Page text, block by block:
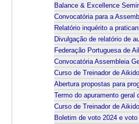
Balance & Excellence
Convocatória para a
Relatório inquérito a
Divulgação de relatório de
Federação Portuguesa de
Convocatória Assembleia
Curso de Treinador de
Abertura propostas para
Termo do apuramento
Curso de Treinador de
Boletim de voto 2024 e